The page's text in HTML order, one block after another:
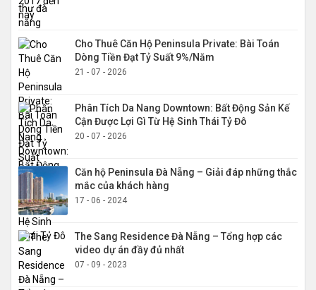
Cho Thuê Căn Hộ Peninsula Private: Bài Toán
Dòng Tiền Đạt Tỷ Suất 9%/Năm
21 - 07 - 2026
Phân Tích Da Nang Downtown: Bất Động Sản Kế
Cận Được Lợi Gì Từ Hệ Sinh Thái Tỷ Đô
20 - 07 - 2026
Căn hộ Peninsula Đà Nẵng – Giải đáp những thắc
mắc của khách hàng
17 - 06 - 2024
The Sang Residence Đà Nẵng – Tổng hợp các
video dự án đầy đủ nhất
07 - 09 - 2023